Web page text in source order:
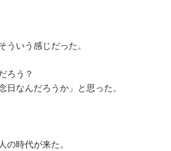
ういう感じだった。
ろう？
日なんだろうか」と思った。
の時代が来た。